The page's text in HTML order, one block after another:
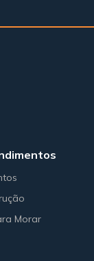
Morar